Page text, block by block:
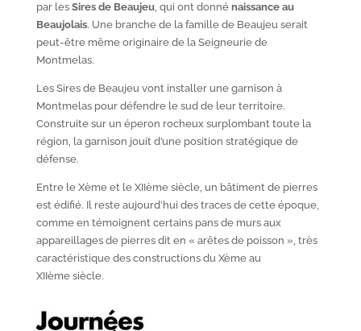
par les Sires de Beaujeu, qui ont donné naissance au
Beaujolais. Une branche de la famille de Beaujeu serait
peut-être même originaire de la Seigneurie de
Montmelas.
Les Sires de Beaujeu vont installer une garnison à
Montmelas pour défendre le sud de leur territoire.
Construite sur un éperon rocheux surplombant toute la
région, la garnison jouit d’une position stratégique de
défense.
Entre le Xèmeet le XIIèmesiècle, un bâtiment de pierres
est édifié. Il reste aujourd’hui des traces de cette époque,
comme en témoignent certains pans de murs aux
appareillages de pierres dit en « arêtes de poisson », très
caractéristique des constructions du Xèmeau
XIIèmesiècle.